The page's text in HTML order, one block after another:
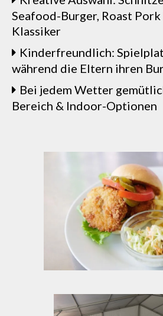
Seafood-Burger, Roast
Klassiker
Kinderfreundlich:
während die Eltern ihren
Bei jedem Wetter
Bereich & Indoor-Optionen